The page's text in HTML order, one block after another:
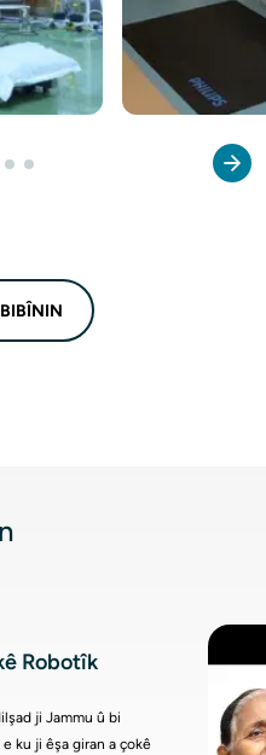
Çokê Robotîk
û dilşad ji Jammu û bi
dirêj e ku ji êşa giran a çokê